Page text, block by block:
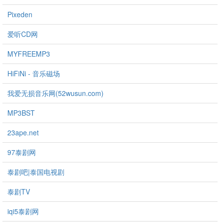
Pixeden
爱听CD网
MYFREEMP3
HiFiNi - 音乐磁场
我爱无损音乐网(52wusun.com)
MP3BST
23ape.net
97泰剧网
泰剧吧|泰国电视剧
泰剧TV
iqi5泰剧网